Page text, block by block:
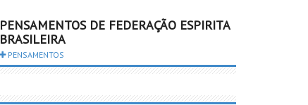
PENSAMENTOS DE FEDERAÇÃO ESPIRITA
BRASILEIRA
PENSAMENTOS